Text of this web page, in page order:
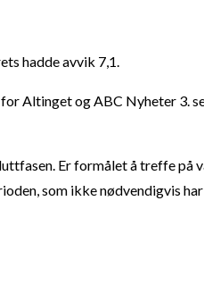
hadde avvik 7,1.
Altinget og ABC Nyheter 3.
Er formålet å treffe på
som ikke nødvendigvis